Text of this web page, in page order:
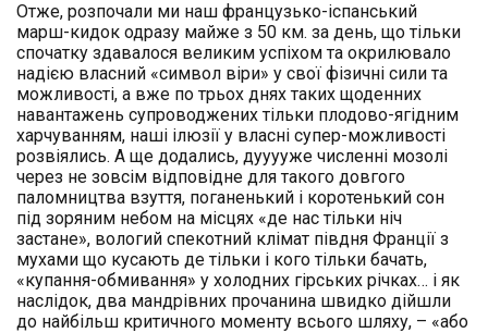
Отже, розпочали ми наш французько-іспанський
марш-кидок одразу майже з 50 км. за день, що тільки
спочатку здавалося великим успіхом та окрилювало
надією власний «символ віри» у свої фізичні сили та
можливості, а вже по трьох днях таких щоденних
навантажень супроводжених тільки плодово-ягідним
харчуванням, наші ілюзії у власні супер-можливості
розвіялись. А ще додались, дууууже численні мозолі
через не зовсім відповідне для такого довгого
паломництва взуття, поганенький і коротенький сон
під зоряним небом на місцях «де нас тільки ніч
застане», вологий спекотний клімат півдня Франції з
мухами що кусають де тільки і кого тільки бачать,
«купання-обмивання» у холодних гірських річках… і як
наслідок, два мандрівних прочанина швидко дійшли
до найбільш критичного моменту всього шляху, – «або